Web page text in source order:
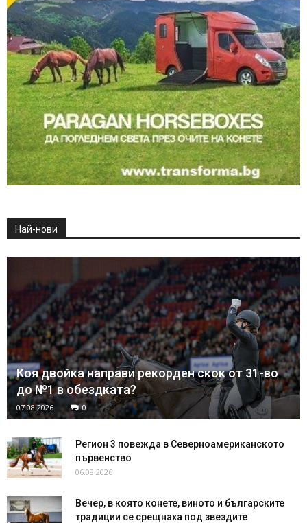
Най-нови
Коя двойка направи рекорден скок от 31-во
до №1 в обездката?
07.08.2026 0
Регион 3 повежда в Северноамериканското
първенство
06.08.2026
Вечер, в която конете, виното и българските
традиции се срещнаха под звездите